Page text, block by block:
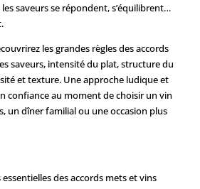
saveurs se répondent, s’équilibrent…
les grandes règles des accords
saveurs, intensité du plat, structure du
et texture. Une approche ludique et
confiance au moment de choisir un vin
un dîner familial ou une occasion plus
des accords mets et vins